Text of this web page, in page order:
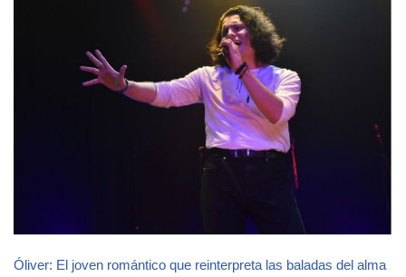
Óliver: El joven romántico que reinterpreta las baladas del alma